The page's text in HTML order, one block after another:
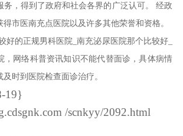
务，得到了政府和社会各界的广泛认可。 经政
市医南充点医院以及许多其他荣誉和资格。
的正规男科医院_南充泌尿医院那个比较好_
，网络科普资讯知识不能代替面诊，具体病情
时到医院检查面诊治疗。
19}
/scnkyy/2092.html